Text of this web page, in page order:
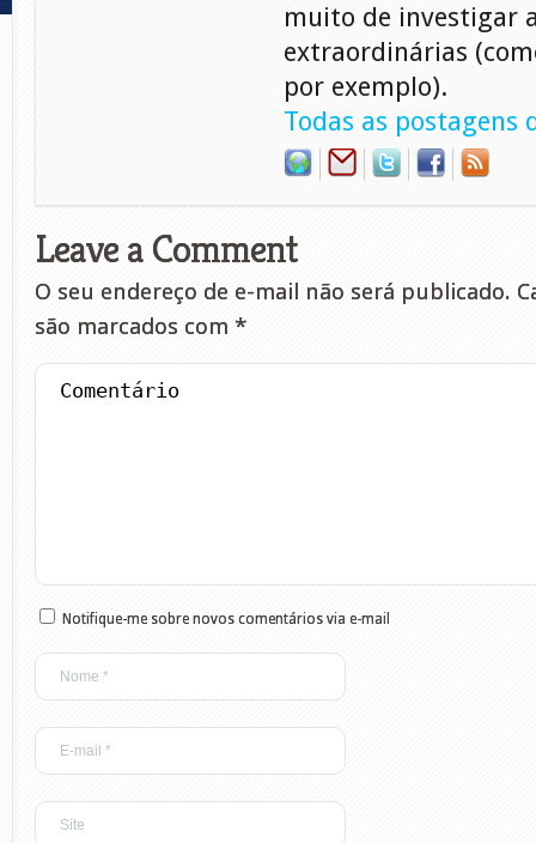
muito de investigar
extraordinárias
por exemplo).
Todas as postagens
Leave a Comment
O seu endereço de e-mail não será publicado.
são marcados com *
Notifique-me sobre novos comentários via e-mail